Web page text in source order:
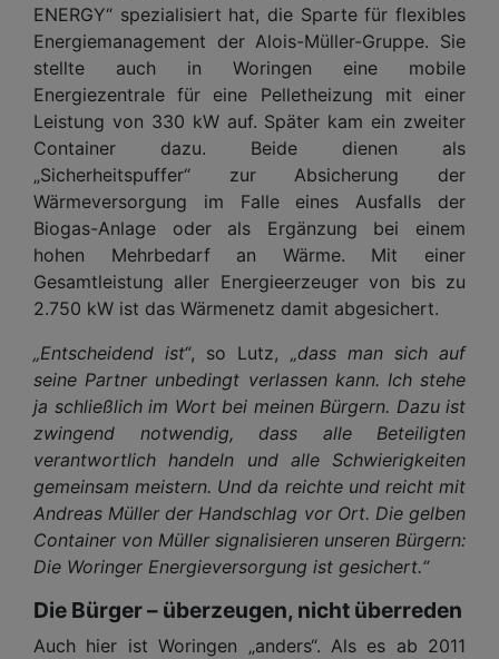
ENERGY“ spezialisiert hat, die Sparte für flexibles
Energiemanagement der Alois-Müller-Gruppe. Sie
stellte auch in Woringen eine mobile
Energiezentrale für eine Pelletheizung mit einer
Leistung von 330 kW auf. Später kam ein zweiter
Container dazu. Beide dienen als
„Sicherheitspuffer“ zur Absicherung der
Wärmeversorgung im Falle eines Ausfalls der
Biogas-Anlage oder als Ergänzung bei einem
hohen Mehrbedarf an Wärme. Mit einer
Gesamtleistung aller Energieerzeuger von bis zu
2.750 kW ist das Wärmenetz damit abgesichert.
„Entscheidend ist“, so Lutz, „dass man sich auf
seine Partner unbedingt verlassen kann. Ich stehe
ja schließlich im Wort bei meinen Bürgern. Dazu ist
zwingend notwendig, dass alle Beteiligten
verantwortlich handeln und alle Schwierigkeiten
gemeinsam meistern. Und da reichte und reicht mit
Andreas Müller der Handschlag vor Ort. Die gelben
Container von Müller signalisieren unseren Bürgern:
Die Woringer Energieversorgung ist gesichert.“
Die Bürger – überzeugen, nicht überreden
Auch hier ist Woringen „anders“. Als es ab 2011